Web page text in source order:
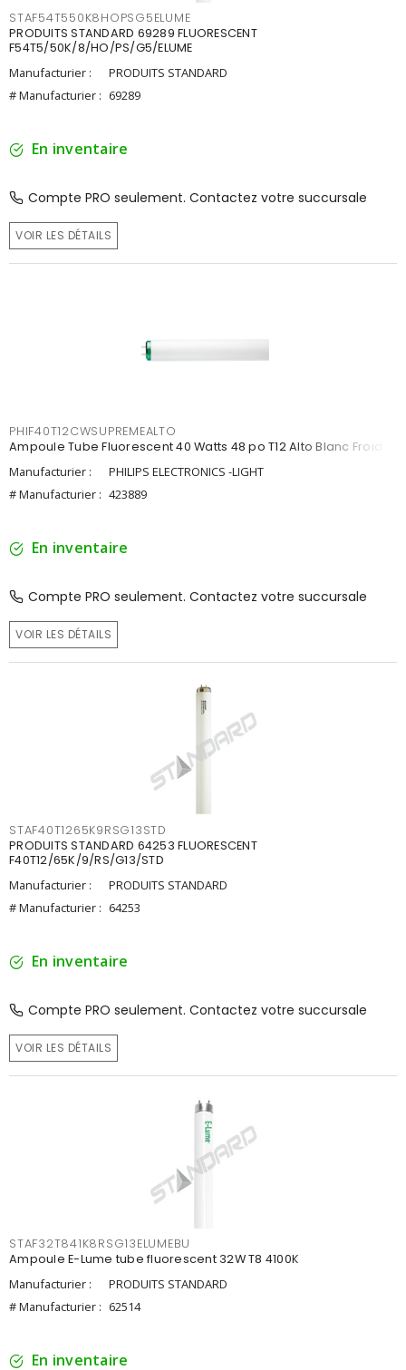
STAF54T550K8HOPSG5ELUME
PRODUITS STANDARD 69289 FLUORESCENT
F54T5/50K/8/HO/PS/G5/ELUME
Manufacturier :
PRODUITS STANDARD
# Manufacturier : 69289
En inventaire
Compte PRO seulement. Contactez votre succursale
VOIR LES DÉTAILS
PHIF40T12CWSUPREMEALTO
Ampoule Tube Fluorescent 40 Watts 48 po T12 Alto Blanc Froid
Manufacturier :
PHILIPS ELECTRONICS -LIGHT
# Manufacturier : 423889
En inventaire
Compte PRO seulement. Contactez votre succursale
VOIR LES DÉTAILS
STAF40T1265K9RSG13STD
PRODUITS STANDARD 64253 FLUORESCENT
F40T12/65K/9/RS/G13/STD
Manufacturier :
PRODUITS STANDARD
# Manufacturier : 64253
En inventaire
Compte PRO seulement. Contactez votre succursale
VOIR LES DÉTAILS
STAF32T841K8RSG13ELUMEBU
Ampoule E-Lume tube fluorescent 32W T8 4100K
Manufacturier :
PRODUITS STANDARD
# Manufacturier : 62514
En inventaire